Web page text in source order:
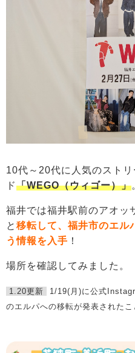
10代～20代に人気のスト
ド「WEGO（ウィゴー）」
福井では福井駅前のアオッ
と 移転して、福井市のエル
う情報を入手 ！
場所を確認してみました。
1.20更新
1/19(月)に公式
のエルパへの移転が発表された